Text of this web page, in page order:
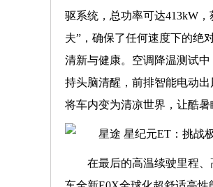
驱系统，总功率可达413kW
夫”，确保了任何速度下的绝
清新与健康。空调降温测试
持头脑清醒，前排智能电动
将车内变为清凉世界，让酷暑
在最后的高温续驶里程